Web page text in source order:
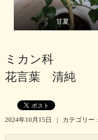
甘夏
ミカン科
花言葉 清純
2024年10月15日 | カテゴリー :